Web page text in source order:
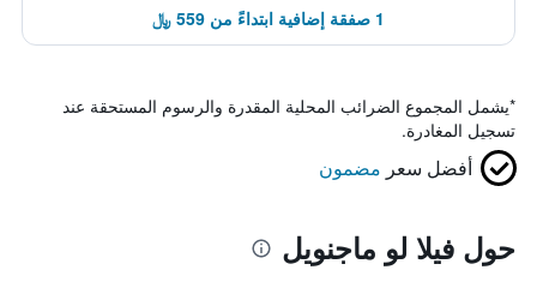
1 صفقة إضافية ابتداءً من 559 ﷼
*يشمل المجموع الضرائب المحلية المقدرة والرسوم المستحقة عند
تسجيل المغادرة.
أفضل سعر مضمون
حول فيلا لو ماجنويل